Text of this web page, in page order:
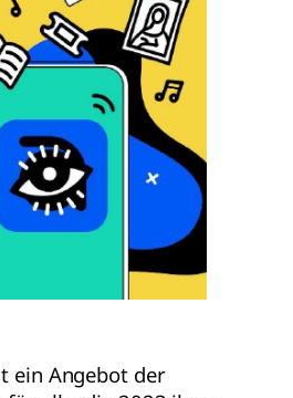
ein Angebot der